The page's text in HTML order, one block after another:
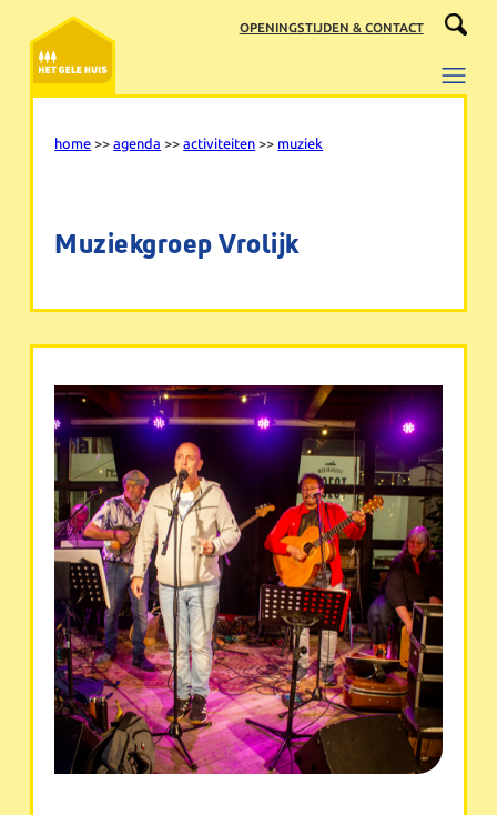
naar
inhoud
OPENINGSTIJDEN & CONTACT
home >>agenda >>activiteiten >> muziek
Muziekgroep Vrolijk